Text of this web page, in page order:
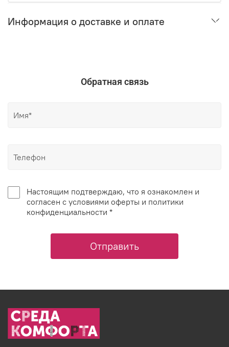
Информация о доставке и оплате
Обратная связь
Настоящим подтверждаю, что я ознакомлен и
согласен с условиями оферты и политики
конфиденциальности *
Отправить